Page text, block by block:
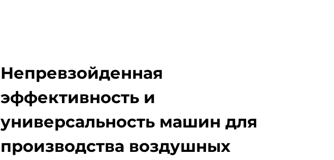
Непревзойденная
эффективность и
универсальность машин для
производства воздушных